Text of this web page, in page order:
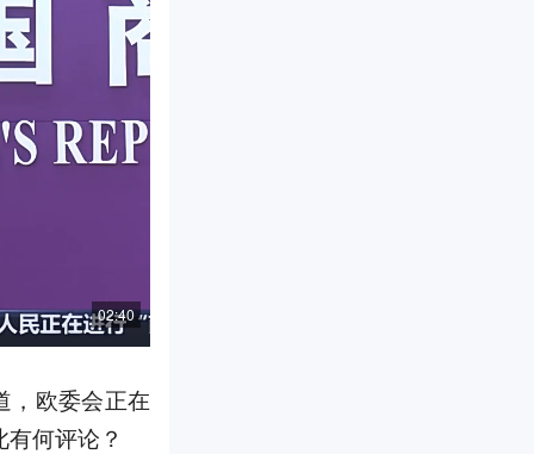
02:40
，欧委会正在
何评论？